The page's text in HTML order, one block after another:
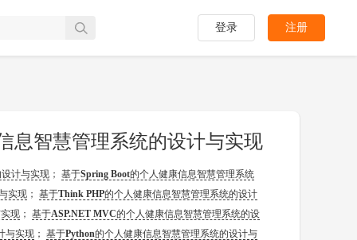
登录 注册
息智慧管理系统的设计与实现
计与实现 ； 基于Spring Boot的个人健康信息智慧管理系统
实现 ； 基于Think PHP的个人健康信息智慧管理系统的设计
现 ； 基于ASP.NET MVC的个人健康信息智慧管理系统的设
与实现 ； 基于Python的个人健康信息智慧管理系统的设计与